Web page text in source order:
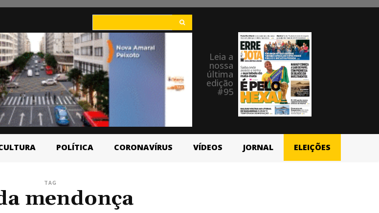
Leia a
nossa
última
edição
#95
POLÍTICA CORONAVÍRUS VÍDEOS JORNAL ELEIÇÕES
TAG
mendonça